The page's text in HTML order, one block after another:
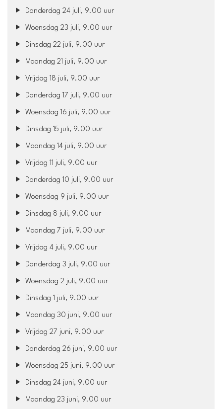
Donderdag 24 juli, 9.00 uur
Woensdag 23 juli, 9.00 uur
Dinsdag 22 juli, 9.00 uur
Maandag 21 juli, 9.00 uur
Vrijdag 18 juli, 9.00 uur
Donderdag 17 juli, 9.00 uur
Woensdag 16 juli, 9.00 uur
Dinsdag 15 juli, 9.00 uur
Maandag 14 juli, 9.00 uur
Vrijdag 11 juli, 9.00 uur
Donderdag 10 juli, 9.00 uur
Woensdag 9 juli, 9.00 uur
Dinsdag 8 juli, 9.00 uur
Maandag 7 juli, 9.00 uur
Vrijdag 4 juli, 9.00 uur
Donderdag 3 juli, 9.00 uur
Woensdag 2 juli, 9.00 uur
Dinsdag 1 juli, 9.00 uur
Maandag 30 juni, 9.00 uur
Vrijdag 27 juni, 9.00 uur
Donderdag 26 juni, 9.00 uur
Woensdag 25 juni, 9.00 uur
Dinsdag 24 juni, 9.00 uur
Maandag 23 juni, 9.00 uur